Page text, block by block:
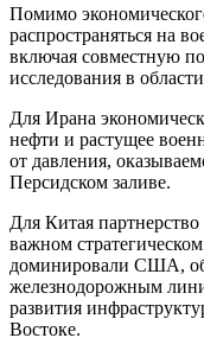
Помимо
распространяться на
включая совместную
исследования в
Для Ирана
нефти и растущее
от давления,
Персидском заливе.
Для Китая
важном
доминировали США,
железнодорожным
развития
Востоке.